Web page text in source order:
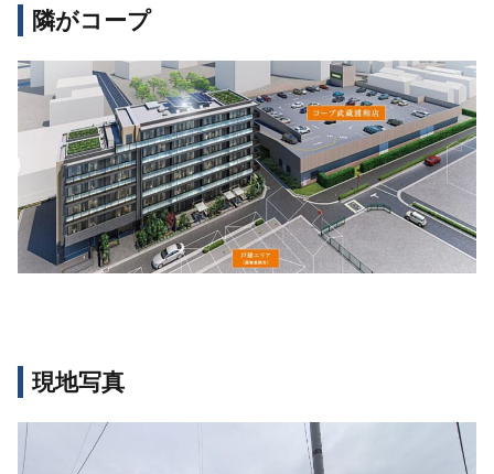
隣がコープ
現地写真